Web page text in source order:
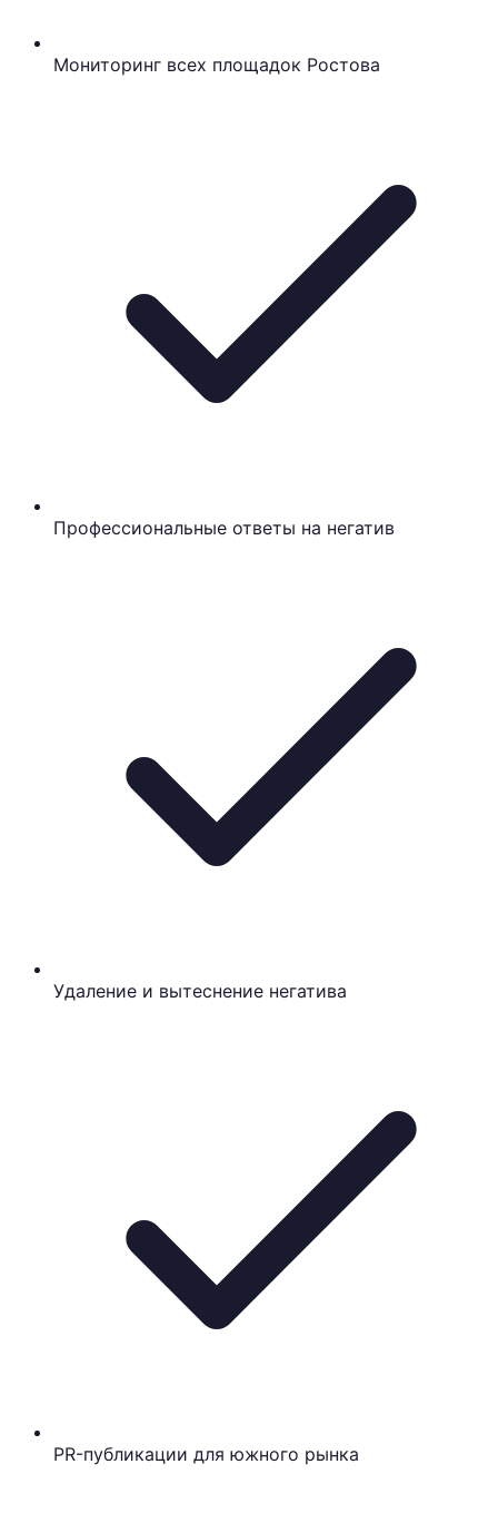
Мониторинг всех площадок Ростова
Профессиональные ответы на негатив
Удаление и вытеснение негатива
PR-публикации для южного рынка